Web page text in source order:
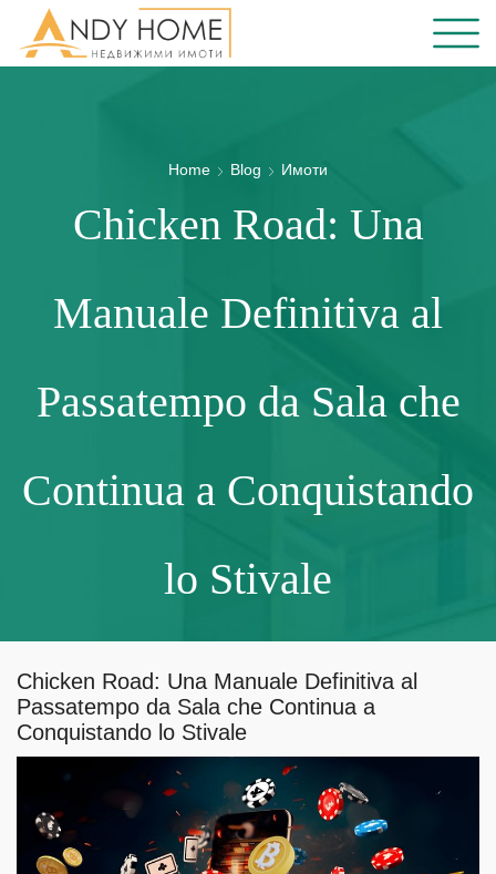
Home Blog Имоти
Chicken Road: Una
Manuale Definitiva al
Passatempo da Sala che
Continua a Conquistando
lo Stivale
Chicken Road: Una Manuale Definitiva al
Passatempo da Sala che Continua a
Conquistando lo Stivale